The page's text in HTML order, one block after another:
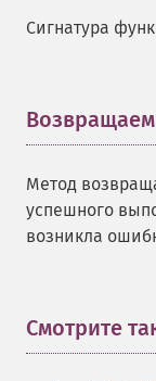
Сигнатура
Метод
успешного
возникла
Смотрите
previousImage
quantizeImages
queryFormats
raiseImage
readImageFile